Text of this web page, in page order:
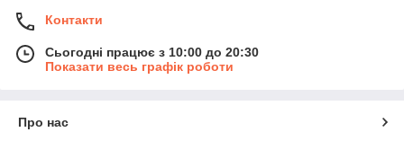
Контакти
Сьогодні працює з 10:00 до 20:30
Показати весь графік роботи
Про нас